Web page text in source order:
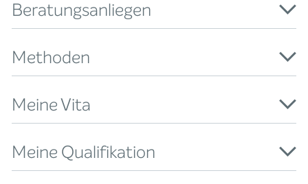
Beratungsanliegen
Methoden
Meine Vita
Meine Qualifikation